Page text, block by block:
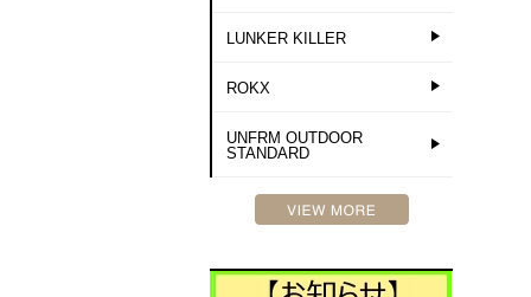
LUNKER KILLER
ROKX
UNFRM OUTDOOR
STANDARD